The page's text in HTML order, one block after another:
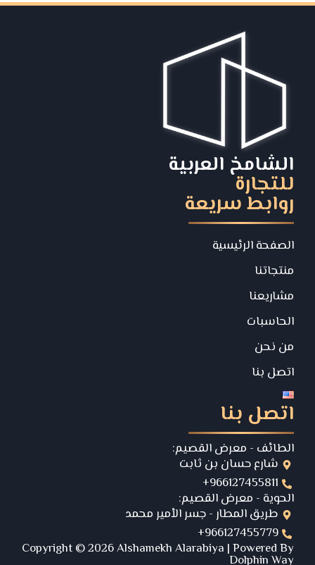
الشامخ العربية
للتجارة
روابط سريعة
الصفحة الرئيسية
منتجاتنا
مشاريعنا
الحاسبات
من نحن
اتصل بنا
اتصل بنا
الطائف - معرض القصيم:
شارع حسان بن ثابت
+966127455811
الحوية - معرض القصيم:
طريق المطار - جسر الأمير محمد
+966127455779
Copyright © 2026 Alshamekh Alarabiya | Powered By
Dolphin Way